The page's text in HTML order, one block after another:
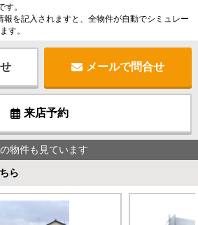
。
報を記入されますと、全物件が自動でシミュレー
す。
メールで問合せ
来店予約
物件も見ています
ら